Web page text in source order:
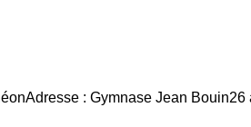
: Gymnase Jean Bouin26